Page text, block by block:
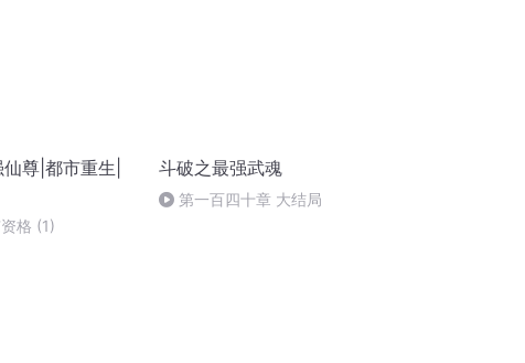
尊|都市重生|
格 (1)
斗破之最强武魂
第一百四十章 大结局